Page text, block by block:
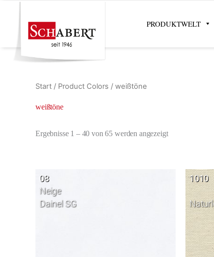
springen
PRODUKTWELT
Start / Product Colors / weißtöne
weißtöne
Ergebnisse 1 – 40 von 65 werden angezeigt
08
Neige
Dainel SG
1010